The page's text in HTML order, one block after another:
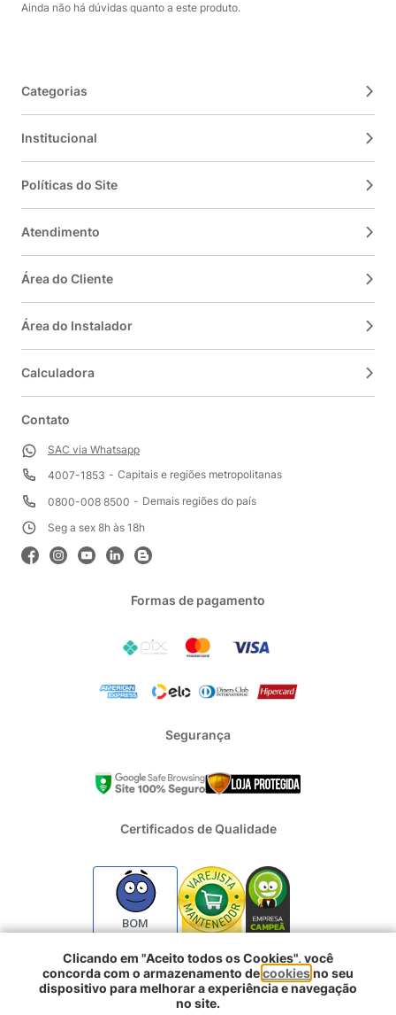
Ainda não há dúvidas quanto a este produto.
Categorias
Institucional
Políticas do Site
Atendimento
Área do Cliente
Área do Instalador
Calculadora
Contato
SAC via Whatsapp
4007-1853
Capitais e regiões metropolitanas
0800-008 8500
Demais regiões do país
Seg a sex 8h às 18h
Formas de pagamento
Segurança
Certificados de Qualidade
BOM
2024 - Todos os direitos reservados | REFRIGERACAO DUFRIO
COMERCIO E IMPORTACAO S.A. | CNPJ : 01.754.239/0001-10 |
Clicando em "Aceito todos os Cookies", você
concorda com o armazenamento decookiesno seu
dispositivo para melhorar a experiência e navegação
no site.